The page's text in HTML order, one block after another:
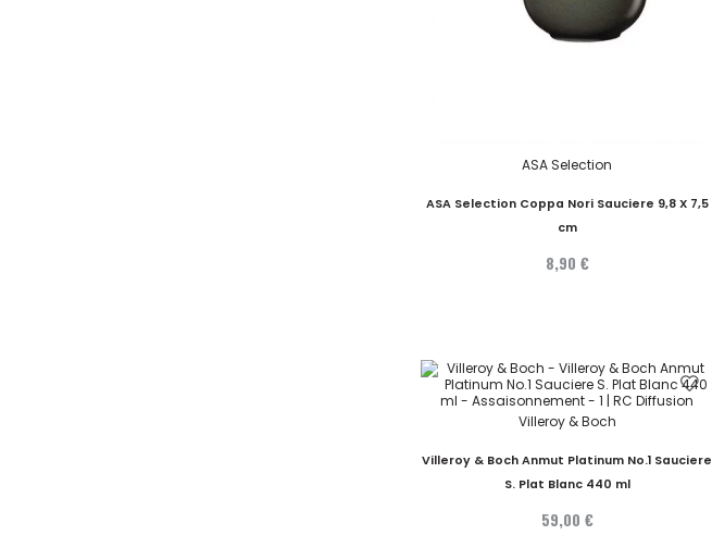
ASA Selection
ASA Selection Coppa Nori Sauciere 9,8 X 7,5
cm
8,90 €
Villeroy & Boch
Villeroy & Boch Anmut Platinum No.1 Sauciere
S. Plat Blanc 440 ml
59,00 €